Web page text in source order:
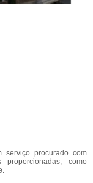
procurado com
como